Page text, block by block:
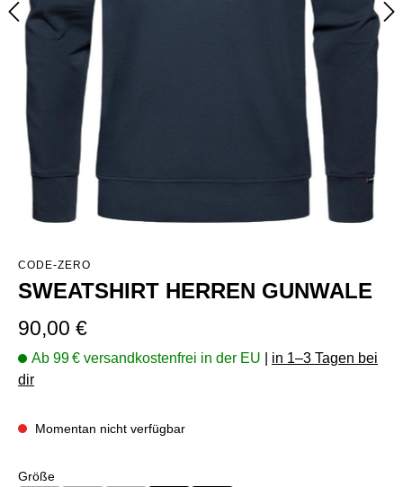
CODE-ZERO
SWEATSHIRT HERREN GUNWALE
Regulärer Preis:
90,00 €
Ab 99 € versandkostenfrei in der EU
in 1–3 Tagen bei
dir
Momentan nicht verfügbar
Größeauswählen